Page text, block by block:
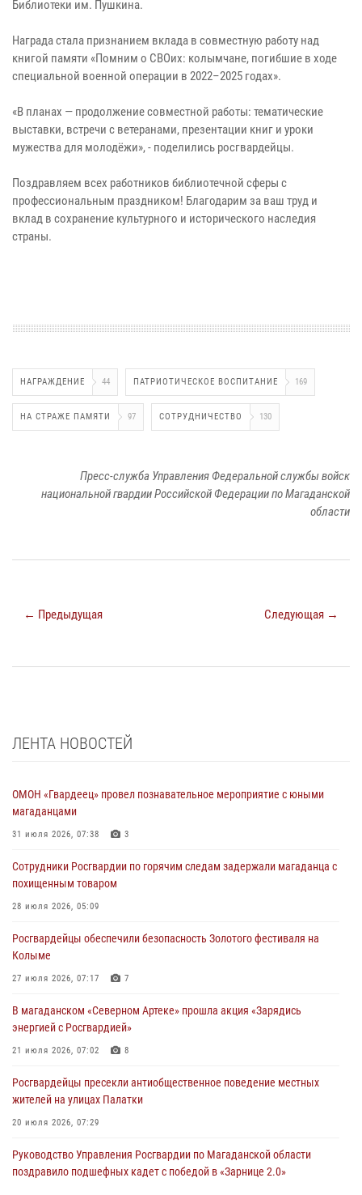
Библиотеки им. Пушкина.
Награда стала признанием вклада в совместную работу над
книгой памяти «Помним о СВОих: колымчане, погибшие в ходе
специальной военной операции в 2022–2025 годах».
«В планах — продолжение совместной работы: тематические
выставки, встречи с ветеранами, презентации книг и уроки
мужества для молодёжи», - поделились росгвардейцы.
Поздравляем всех работников библиотечной сферы с
профессиональным праздником! Благодарим за ваш труд и
вклад в сохранение культурного и исторического наследия
страны.
НАГРАЖДЕНИЕ 44 ПАТРИОТИЧЕСКОЕ ВОСПИТАНИЕ 169
НА СТРАЖЕ ПАМЯТИ 97 СОТРУДНИЧЕСТВО 130
Пресс-служба Управления Федеральной службы войск
национальной гвардии Российской Федерации по Магаданской
области
← Предыдущая Следующая →
ЛЕНТА НОВОСТЕЙ
ОМОН «Гвардеец» провел познавательное мероприятие с юными
магаданцами
31 июля 2026, 07:38 3
Сотрудники Росгвардии по горячим следам задержали магаданца с
похищенным товаром
28 июля 2026, 05:09
Росгвардейцы обеспечили безопасность Золотого фестиваля на
Колыме
27 июля 2026, 07:17 7
В магаданском «Северном Артеке» прошла акция «Зарядись
энергией с Росгвардией»
21 июля 2026, 07:02 8
Росгвардейцы пресекли антиобщественное поведение местных
жителей на улицах Палатки
20 июля 2026, 07:29
Руководство Управления Росгвардии по Магаданской области
поздравило подшефных кадет с победой в «Зарнице 2.0»